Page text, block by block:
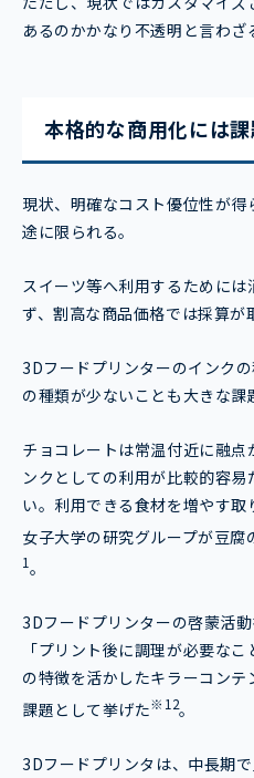
あるのかかなり不透明と言わざ
本格的な商用化には
現状、明確なコスト優位性が
途に限られる。
スイーツ等へ利用するために
ず、割高な商品価格では採算が
3Dフードプリンターのインク
の種類が少ないことも大きな課
チョコレートは常温付近に融
ンクとしての利用が比較的容
い。利用できる食材を増やす
女子大学の研究グループが豆腐
1。
3Dフードプリンターの啓蒙活
「プリント後に調理が必要な
の特徴を活かしたキラーコン
課題として挙げた※12。
3Dフードプリンタは、中長期